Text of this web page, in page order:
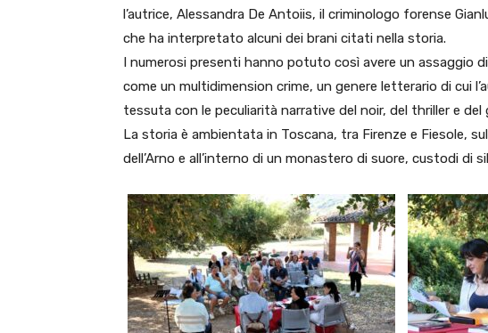
l’autrice, Alessandra De Antoiis, il criminologo forense
che ha interpretato alcuni dei brani citati nella storia.
I numerosi presenti hanno potuto così avere un assaggio
come un multidimension crime, un genere letterario di cui
tessuta con le peculiarità narrative del noir, del thriller e del
La storia è ambientata in Toscana, tra Firenze e Fiesole,
dell’Arno e all’interno di un monastero di suore, custodi di